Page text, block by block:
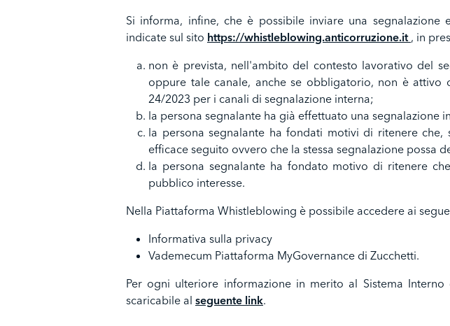
Si informa, infine, che è possibile inviare una segnalazione
indicate sul sito https://whistleblowing.anticorruzione.it , in
non è prevista, nell'ambito del contesto lavorativo del
oppure tale canale, anche se obbligatorio, non è
24/2023 per i canali di segnalazione interna;
la persona segnalante ha già effettuato una segnalazione
la persona segnalante ha fondati motivi di ritenere che,
efficace seguito ovvero che la stessa segnalazione possa
la persona segnalante ha fondato motivo di ritenere
pubblico interesse.
Nella Piattaforma Whistleblowing è possibile accedere ai
Informativa sulla privacy
Vademecum Piattaforma MyGovernance di Zucchetti.
Per ogni ulteriore informazione in merito al Sistema
scaricabile al seguente link.